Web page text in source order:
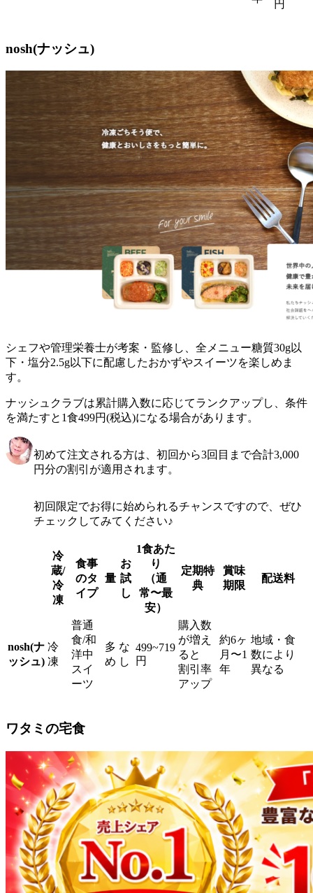
円
nosh(ナッシュ)
シェフや管理栄養士が考案・監修し、全メニュー糖質30g以
下・塩分2.5g以下に配慮したおかずやスイーツを楽しめま
す。
ナッシュクラブは累計購入数に応じてランクアップし、条件
を満たすと1食499円(税込)になる場合があります。
初めて注文される方は、初回から3回目まで合計3,000
円分の割引が適用されます。
初回限定でお得に始められるチャンスですので、ぜひ
チェックしてみてください♪
冷
蔵/
冷
凍
食事
のタ
イプ
量
お
試
し
1食あた
り
（通
常〜最
安）
定期特
典
賞味
期限
配送料
nosh(ナ
ッシュ)
冷
凍
普通
食/和
洋中
スイ
ーツ
多
め
な
し
499~719
円
購入数
が増え
ると
割引率
アップ
約6ヶ
月〜1
年
地域・食
数により
異なる
ワタミの宅食